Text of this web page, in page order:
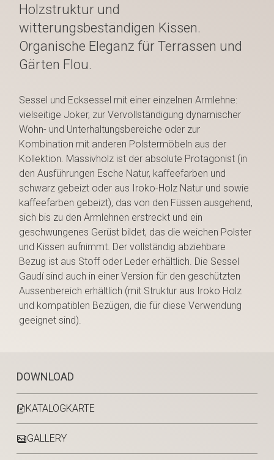
DOWNLOAD
KATALOGKARTE
GALLERY
Holzstruktur und
witterungsbeständigen Kissen.
Organische Eleganz für Terrassen und
Gärten Flou.
Sessel und Ecksessel mit einer einzelnen Armlehne:
vielseitige Joker, zur Vervollständigung dynamischer
Wohn- und Unterhaltungsbereiche oder zur
Kombination mit anderen Polstermöbeln aus der
Kollektion. Massivholz ist der absolute Protagonist (in
den Ausführungen Esche Natur, kaffeefarben und
schwarz gebeizt oder aus Iroko-Holz Natur und sowie
kaffeefarben gebeizt), das von den Füssen ausgehend,
sich bis zu den Armlehnen erstreckt und ein
geschwungenes Gerüst bildet, das die weichen Polster
und Kissen aufnimmt. Der vollständig abziehbare
Bezug ist aus Stoff oder Leder erhältlich. Die Sessel
Gaudí sind auch in einer Version für den geschützten
Aussenbereich erhältlich (mit Struktur aus Iroko Holz
und kompatiblen Bezügen, die für diese Verwendung
geeignet sind).